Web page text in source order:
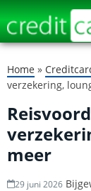
Home »
verzekering,
meer
29 juni 2026